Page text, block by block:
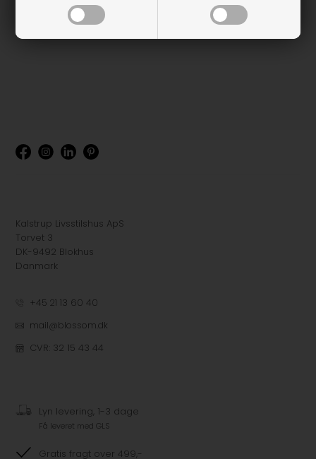
Kalstrup Livsstilshus ApS
Torvet 3
DK-9492 Blokhus
Danmark
+45 21 13 60 40
mail@blossom.dk
CVR: 32 15 43 44
Lyn levering, 1-3 dage
Få leveret med GLS
Gratis fragt over 499,-